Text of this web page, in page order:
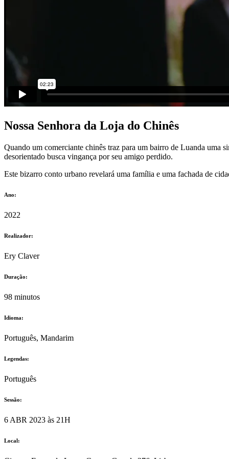
Nossa Senhora da Loja do Chinês
Quando um comerciante chinês traz para um bairro de Luanda uma
desorientado busca vingança por seu amigo perdido.
Este bizarro conto urbano revelará uma família e uma fachada de
Ano:
2022
Realizador:
Ery Claver
Duração:
98 minutos
Idioma:
Português, Mandarim
Legendas:
Português
Sessão:
6 ABR 2023 às 21H
Local: